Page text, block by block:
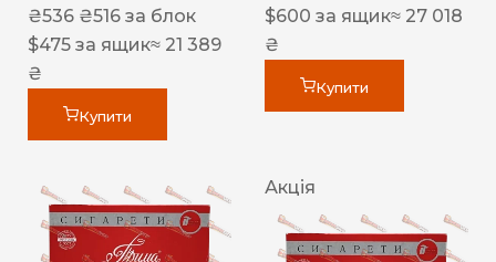
₴536 ₴516 за блок
$475 за ящик≈ 21 389
₴
Купити
$600 за ящик≈ 27 018
₴
Купити
Акція